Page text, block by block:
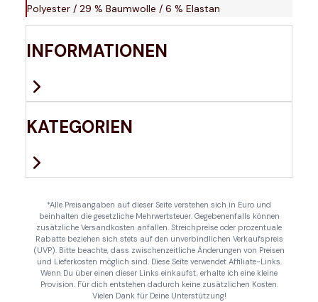
Polyester / 29 % Baumwolle / 6 % Elastan
INFORMATIONEN
KATEGORIEN
*Alle Preisangaben auf dieser Seite verstehen sich in Euro und
beinhalten die gesetzliche Mehrwertsteuer. Gegebenenfalls können
zusätzliche Versandkosten anfallen. Streichpreise oder prozentuale
Rabatte beziehen sich stets auf den unverbindlichen Verkaufspreis
(UVP). Bitte beachte, dass zwischenzeitliche Änderungen von Preisen
und Lieferkosten möglich sind. Diese Seite verwendet Affiliate-Links.
Wenn Du über einen dieser Links einkaufst, erhalte ich eine kleine
Provision. Für dich entstehen dadurch keine zusätzlichen Kosten.
Vielen Dank für Deine Unterstützung!